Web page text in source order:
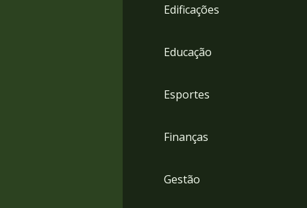
Edificações
Educação
Esportes
Finanças
Gestão